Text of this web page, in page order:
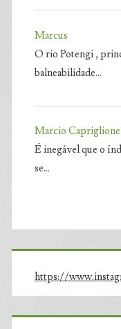
Marcus
O rio Potengi ,
balneabilidade…
Marcio Capriglione
É inegável que o
se…
https://